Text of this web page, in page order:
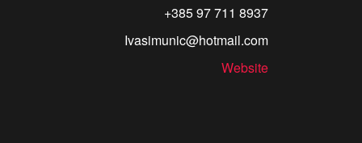
+385 97 711 8937
Ivasimunic@hotmail.com
Website